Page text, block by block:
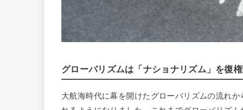
グローバリズムは「ナショナリズム」を復
大航海時代に幕を開けたグローバリズムの流れ